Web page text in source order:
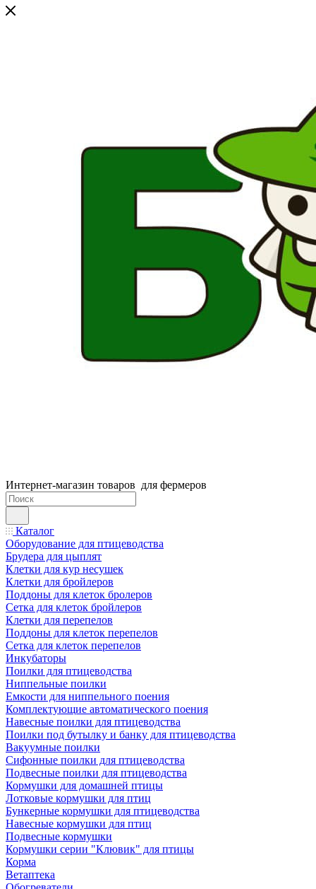
Интернет-магазин товаров для фермеров
Каталог
Оборудование для птицеводства
Брудера для цыплят
Клетки для кур несушек
Клетки для бройлеров
Поддоны для клеток бролеров
Сетка для клеток бройлеров
Клетки для перепелов
Поддоны для клеток перепелов
Сетка для клеток перепелов
Инкубаторы
Поилки для птицеводства
Ниппельные поилки
Емкости для ниппельного поения
Комплектующие автоматического поения
Навесные поилки для птицеводства
Поилки под бутылку и банку для птицеводства
Вакуумные поилки
Сифонные поилки для птицеводства
Подвесные поилки для птицеводства
Кормушки для домашней птицы
Лотковые кормушки для птиц
Бункерные кормушки для птицеводства
Навесные кормушки для птиц
Подвесные кормушки
Кормушки серии "Клювик" для птицы
Корма
Ветаптека